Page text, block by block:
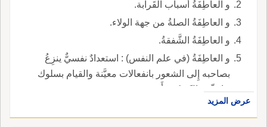
و العاطِفَةُ أَسباب القَرابة.
و العاطِفَةُ الصلةُ من جهة الولاء.
و العاطِفَةُ الشَّفقةُ.
و العاطِفَةُ (في علم النفس) : استعدادٌ نفسيٌّ ينزِعُ
بصاحبه إِلى الشعور بانفعالات معيَّنة والقيام بسلوك
خاصٍّ حِيالَ فكرة أَو شيء.
عرض المزيد